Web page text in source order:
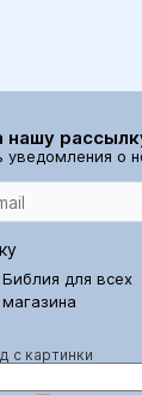
нашу
уведомления о
для всех
с картинки